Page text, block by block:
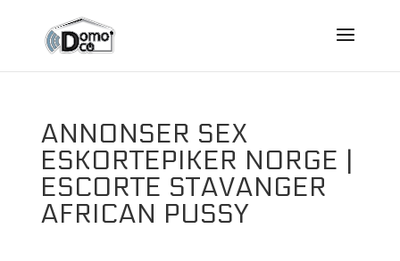
ANNONSER SEX
ESKORTEPIKER NORGE |
ESCORTE STAVANGER
AFRICAN PUSSY